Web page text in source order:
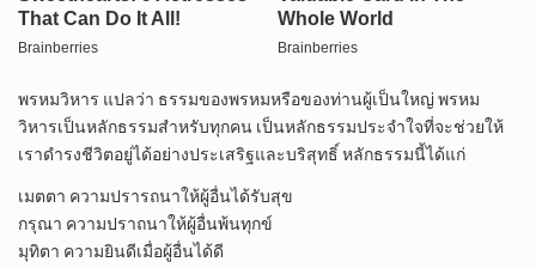
พรหมวิหาร แปลว่า ธรรมของพรหมหรือของท่านผู้เป็นใหญ่ พรหม
วิหารเป็นหลักธรรมสำหรับทุกคน เป็นหลักธรรมประจำใจที่จะช่วยให้
เราดำรงชีวิตอยู่ได้อย่างประเสริฐและบริสุทธิ์ หลักธรรมนี้ได้แก่
เมตตา ความปรารถนาให้ผู้อื่นได้รับสุข
กรุณา ความปราถนาให้ผู้อื่นพ้นทุกข์
มุทิตา ความยินดีเมื่อผู้อื่นได้ดี